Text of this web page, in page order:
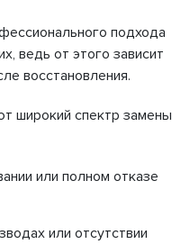
подхода
ведь от этого зависит
восстановления.
широкий спектр замены
или полном отказе
или отсутствии